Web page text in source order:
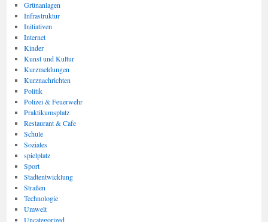
Grünanlagen
Infrastruktur
Initiativen
Internet
Kinder
Kunst und Kultur
Kurzmeldungen
Kurznachrichten
Politik
Polizei & Feuerwehr
Praktikumsplatz
Restaurant & Cafe
Schule
Soziales
spielplatz
Sport
Stadtentwicklung
Straßen
Technologie
Umwelt
Uncategorized